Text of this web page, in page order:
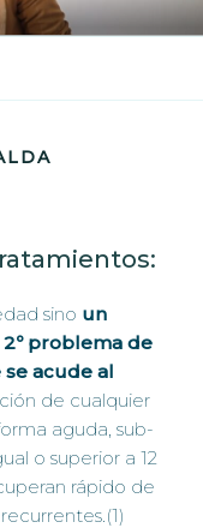
un tratamiento
sino un
problema de
acude al
de cualquier
aguda, sub-
o superior a 12
rápido de